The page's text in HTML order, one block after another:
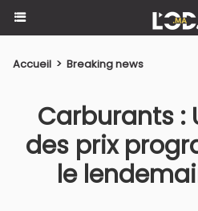
Accueil > Breaking news
Carburants :
des prix
le